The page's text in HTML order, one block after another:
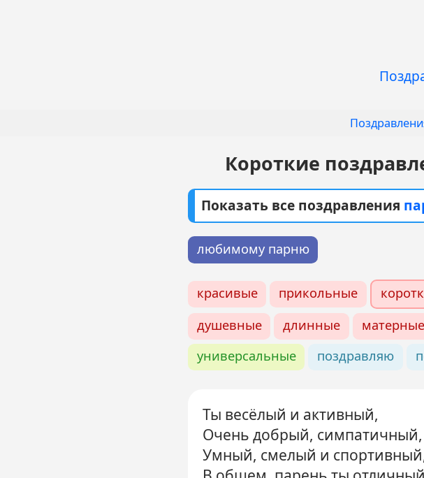
Короткие
Показать все поздравления
любимому парню
красивые прикольные
душевные
длинные матерные
универсальные
поздравляю
Ты весёлый и активный,
Очень добрый, симпатичный,
Умный, смелый и